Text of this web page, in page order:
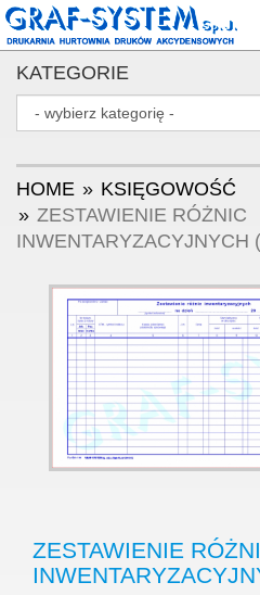
KATEGORIE
HOME
KSIĘGOWOŚĆ
ZESTAWIENIE RÓŻNIC
INWENTARYZACYJNYCH
ZESTAWIENIE